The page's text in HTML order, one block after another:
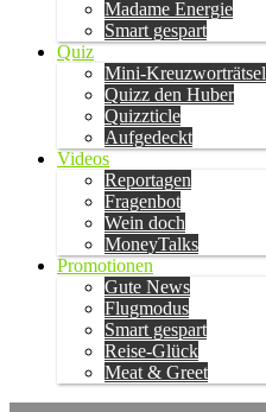
Madame Energie
Smart gespart
Quiz
Mini-Kreuzworträtsel
Quizz den Huber
Quizzticle
Aufgedeckt
Videos
Reportagen
Fragenbot
Wein doch
MoneyTalks
Promotionen
Gute News
Flugmodus
Smart gespart
Reise-Glück
Meat & Greet